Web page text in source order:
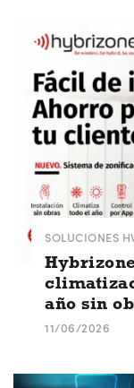
SOLUCIONES
año sin
11/06/2026